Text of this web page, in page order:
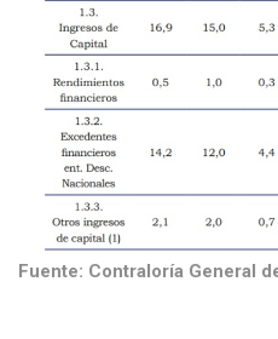
Fuente: Contraloría General